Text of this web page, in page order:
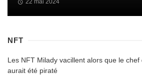
22 mai 2024
NFT
Les NFT Milady vacillent alors que le chef
aurait été piraté